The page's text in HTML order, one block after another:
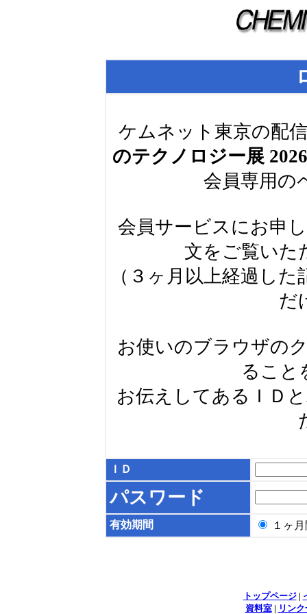
ケムネット東京の配
のテクノロジー展
会員専用の
会員サービスにお申
文をご覧いた
（３ヶ月以上経過し
だ
お使いのブラウザの
ること
お伝えしてあるＩＤ
ＩＤ
パスワード
有効期間 １ヶ
トップページ|
資料室| リン